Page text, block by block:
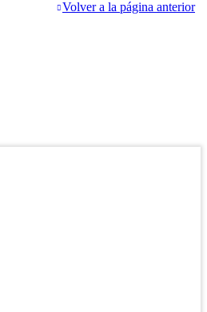
Volver a la página anterior